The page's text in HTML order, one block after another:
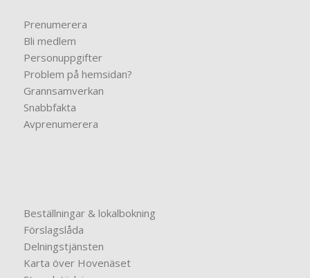
Prenumerera
Bli medlem
Personuppgifter
Problem på hemsidan?
Grannsamverkan
Snabbfakta
Avprenumerera
Beställningar & lokalbokning
Förslagslåda
Delningstjänsten
Karta över Hovenäset